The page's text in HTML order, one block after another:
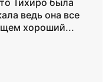
Тихиро была
ведь она все
хороший...